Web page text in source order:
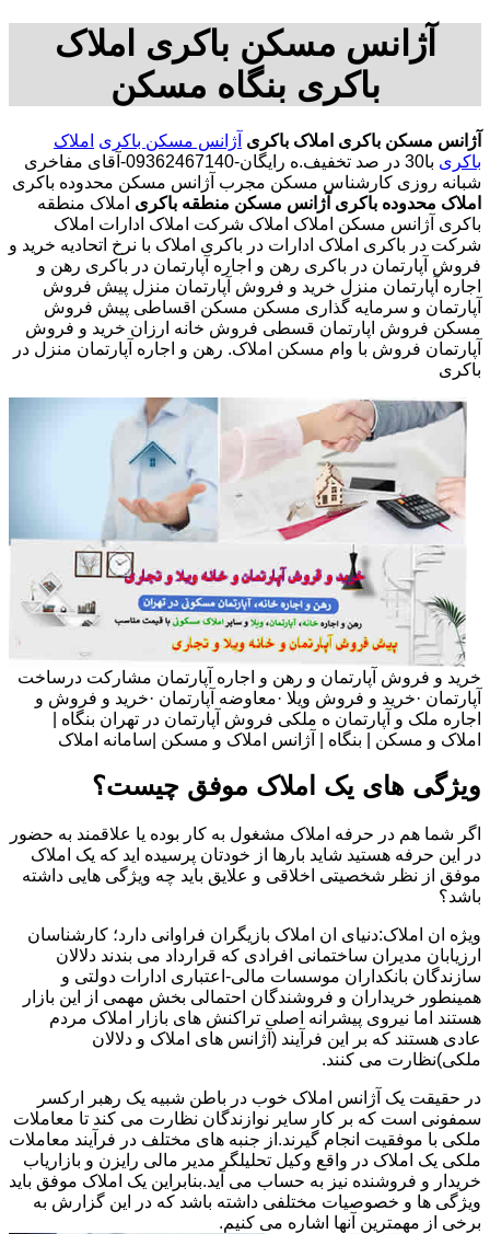
آژانس مسکن باکری املاک
باکری بنگاه مسکن
آژانس مسکن باکری املاک باکری آژانس مسکن باکری املاک
باکری
با30 در صد تخفیف.ه رایگان-09362467140-آقای مفاخری
شبانه روزی کارشناس مسکن مجرب آژانس مسکن محدوده باکری
املاک محدوده باکری آژانس مسکن منطقه باکری املاک منطقه
باکری آژانس مسکن املاک املاک شرکت املاک ادارات املاک
شرکت در باکری املاک ادارات در باکری املاک با نرخ اتحادیه خرید و
فروش آپارتمان در باکری رهن و اجاره آپارتمان در باکری رهن و
اجاره آپارتمان منزل خرید و فروش آپارتمان منزل پیش فروش
آپارتمان و سرمایه گذاری مسکن مسکن اقساطی پیش فروش
مسکن فروش اپارتمان قسطی فروش خانه ارزان خرید و فروش
آپارتمان فروش با وام مسکن املاک. رهن و اجاره آپارتمان منزل در
باکری
خرید و فروش آپارتمان و رهن و اجاره آپارتمان مشارکت درساخت
آپارتمان ·خرید و فروش ویلا ·معاوضه آپارتمان ·خرید و فروش و
اجاره ملک و آپارتمان ه ملکی فروش آپارتمان در تهران بنگاه |
املاک و مسکن | بنگاه | آژانس املاک و مسکن |سامانه املاک
ویژگی های یک املاک موفق چیست؟
اگر شما هم در حرفه املاک مشغول به کار بوده یا علاقمند به حضور
در این حرفه هستید شاید بارها از خودتان پرسیده اید که یک املاک
موفق از نظر شخصیتی اخلاقی و علایق باید چه ویژگی هایی داشته
باشد؟
ویژه ان املاک:دنیای ان املاک بازیگران فراوانی دارد؛ کارشناسان
ارزیابان مدیران ساختمانی افرادی که قرارداد می بندند دلالان
سازندگان بانکداران موسسات مالی-اعتباری ادارات دولتی و
همینطور خریداران و فروشندگان احتمالی بخش مهمی از این بازار
هستند اما نیروی پیشرانه اصلی تراکنش های بازار املاک مردم
عادی هستند که بر این فرآیند (آژانس های املاک و دلالان
ملکی)نظارت می کنند.
در حقیقت یک آژانس املاک خوب در باطن شبیه یک رهبر ارکسر
سمفونی است که بر کار سایر نوازندگان نظارت می کند تا معاملات
ملکی با موفقیت انجام گیرند.از جنبه های مختلف در فرآیند معاملات
ملکی یک املاک در واقع وکیل تحلیلگر مدیر مالی رایزن و بازاریاب
خریدار و فروشنده نیز به حساب می آید.بنابراین یک املاک موفق باید
ویژگی ها و خصوصیات مختلفی داشته باشد که در این گزارش به
برخی از مهمترین آنها اشاره می کنیم.